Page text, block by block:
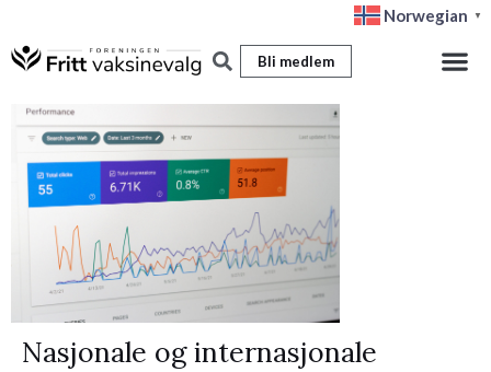
til
Norwegian ▼
Bli medlem
Nasjonale og internasjonale